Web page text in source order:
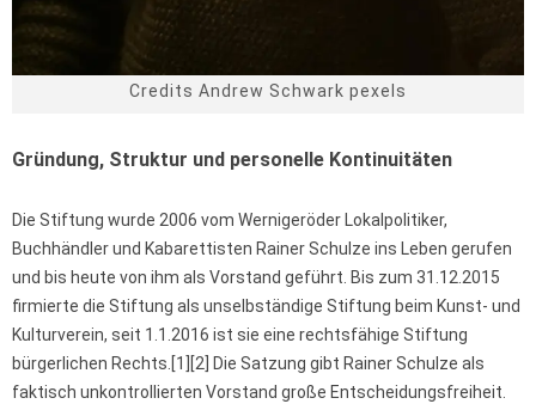
Credits Andrew Schwark pexels
Gründung, Struktur und personelle Kontinuitäten
Die Stiftung wurde 2006 vom Wernigeröder Lokalpolitiker,
Buchhändler und Kabarettisten Rainer Schulze ins Leben gerufen
und bis heute von ihm als Vorstand geführt. Bis zum 31.12.2015
firmierte die Stiftung als unselbständige Stiftung beim Kunst- und
Kulturverein, seit 1.1.2016 ist sie eine rechtsfähige Stiftung
bürgerlichen Rechts.[1][2] Die Satzung gibt Rainer Schulze als
faktisch unkontrollierten Vorstand große Entscheidungsfreiheit.